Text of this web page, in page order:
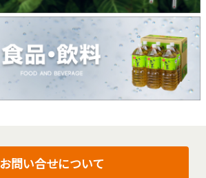
お問い合せについて